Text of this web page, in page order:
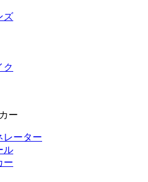
ズ
ク
ー
レーター
ル
ー